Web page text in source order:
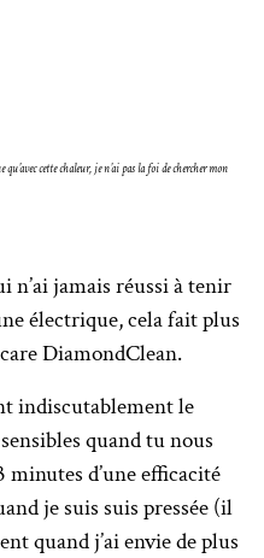
cette chaleur, je n’ai pas la foi de chercher mon
jamais réussi à tenir
électrique, cela fait plus
DiamondClean.
indiscutablement le
quand tu nous
d’une efficacité
je suis suis pressée (il
quand j’ai envie de plus